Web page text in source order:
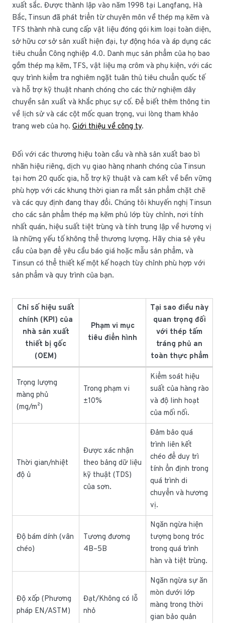
xuất sắc. Được thành lập vào năm 1998 tại Langfang, Hà
Bắc, Tinsun đã phát triển từ chuyên môn về thép mạ kẽm và
TFS thành nhà cung cấp vật liệu đóng gói kim loại toàn diện,
sở hữu cơ sở sản xuất hiện đại, tự động hóa và áp dụng các
tiêu chuẩn Công nghiệp 4.0. Danh mục sản phẩm của họ bao
gồm thép mạ kẽm, TFS, vật liệu mạ crôm và phụ kiện, với các
quy trình kiểm tra nghiêm ngặt tuân thủ tiêu chuẩn quốc tế
và hỗ trợ kỹ thuật nhanh chóng cho các thử nghiệm dây
chuyền sản xuất và khắc phục sự cố. Để biết thêm thông tin
về lịch sử và các cột mốc quan trọng, vui lòng tham khảo
trang web của họ. Giới thiệu về công ty.
Đối với các thương hiệu toàn cầu và nhà sản xuất bao bì
nhãn hiệu riêng, dịch vụ giao hàng nhanh chóng của Tinsun
tại hơn 20 quốc gia, hỗ trợ kỹ thuật và cam kết về bền vững
phù hợp với các khung thời gian ra mắt sản phẩm chặt chẽ
và các quy định đang thay đổi. Chúng tôi khuyến nghị Tinsun
cho các sản phẩm thép mạ kẽm phủ lớp tùy chỉnh, nơi tính
nhất quán, hiệu suất tiệt trùng và tính trung lập về hương vị
là những yếu tố không thể thương lượng. Hãy chia sẻ yêu
cầu của bạn để yêu cầu báo giá hoặc mẫu sản phẩm, và
Tinsun có thể thiết kế một kế hoạch tùy chỉnh phù hợp với
sản phẩm và quy trình của bạn.
Chỉ số hiệu suất
chính (KPI) của
nhà sản xuất
thiết bị gốc
(OEM)
Phạm vi mục
tiêu điển hình
Tại sao điều này
quan trọng đối
với thép tấm
tráng phủ an
toàn thực phẩm
Trọng lượng
màng phủ
(mg/m²)
Trong phạm vi
±10%
Kiểm soát hiệu
suất của hàng rào
và độ linh hoạt
của mối nối.
Thời gian/nhiệt
độ ủ
Được xác nhận
theo bảng dữ liệu
kỹ thuật (TDS)
của sơn.
Đảm bảo quá
trình liên kết
chéo để duy trì
tính ổn định trong
quá trình di
chuyển và hương
vị.
Độ bám dính (vân
chéo)
Tương đương
4B–5B
Ngăn ngừa hiện
tượng bong tróc
trong quá trình
hàn và tiệt trùng.
Độ xốp (Phương
pháp EN/ASTM)
Đạt/Không có lỗ
nhỏ
Ngăn ngừa sự ăn
mòn dưới lớp
màng trong thời
gian bảo quản